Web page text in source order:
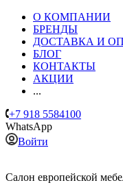
О КОМПАНИИ
БРЕНДЫ
ДОСТАВКА И
БЛОГ
КОНТАКТЫ
АКЦИИ
...
+7 918 5584100
WhatsApp
Войти
Cалон европейской